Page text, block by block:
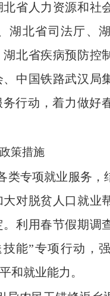
省人力资源和社
湖北省司法厅、
北省疾病预防控
中国铁路武汉局
行动，着力做好
政策措施
类专项就业服务，
对脱贫人口就业
利用春节假期调
能”专项行动，
和就业能力。